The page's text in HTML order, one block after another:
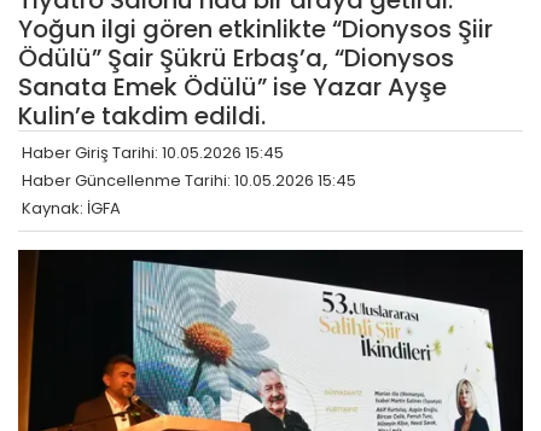
Yoğun ilgi gören etkinlikte “Dionysos Şiir
Ödülü” Şair Şükrü Erbaş’a, “Dionysos
Sanata Emek Ödülü” ise Yazar Ayşe
Kulin’e takdim edildi.
Haber Giriş Tarihi: 10.05.2026 15:45
Haber Güncellenme Tarihi: 10.05.2026 15:45
Kaynak: İGFA